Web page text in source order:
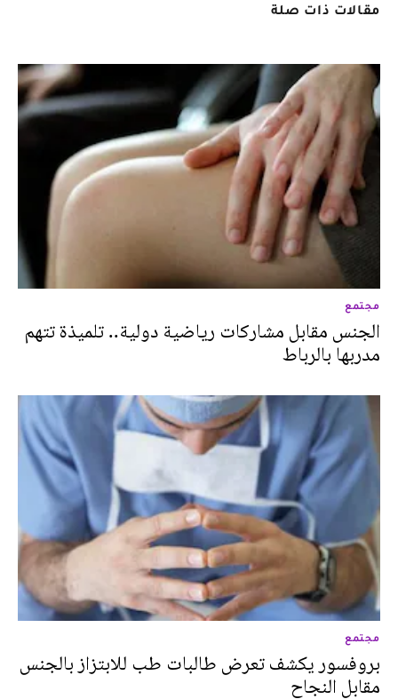
مقالات ذات صلة
مجتمع
الجنس مقابل مشاركات رياضية دولية.. تلميذة تتهم
مدربها بالرباط
مجتمع
بروفسور يكشف تعرض طالبات طب للابتزاز بالجنس
مقابل النجاح